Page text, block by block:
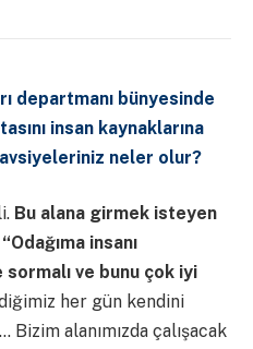
departmanı bünyesinde
insan kaynaklarına
neler olur?
Bu alana girmek isteyen
insanı
ve bunu çok iyi
her gün kendini
alanımızda çalışacak